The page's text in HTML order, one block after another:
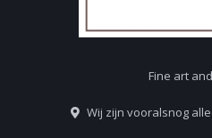
Fine art
Wij zijn vooralsnog